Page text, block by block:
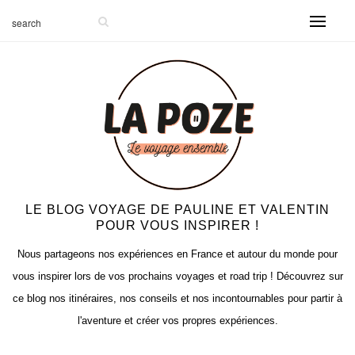
LE BLOG VOYAGE DE PAULINE ET VALENTIN
POUR VOUS INSPIRER !
Nous partageons nos expériences en France et autour du monde pour
vous inspirer lors de vos prochains voyages et road trip ! Découvrez sur
ce blog nos itinéraires, nos conseils et nos incontournables pour partir à
l'aventure et créer vos propres expériences.